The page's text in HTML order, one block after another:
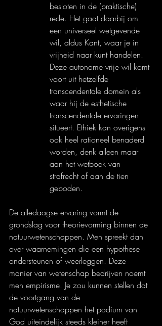
besloten in de (praktische)
rede. Het gaat daarbij om
een universeel wetgevende
wil, aldus Kant, waar je in
vrijheid naar kunt handelen.
Deze autonome vrije wil komt
voort uit hetzelfde
transcendentale domein als
waar hij de esthetische
transcendentale ervaringen
situeert. Ethiek kan overigens
ook heel rationeel benaderd
worden, denk alleen maar
aan het wetboek van
strafrecht of aan de tien
geboden.
De alledaagse ervaring vormt de
grondslag voor theorievorming binnen de
natuurwetenschappen. Men spreekt dan
over waarnemingen die een hypothese
ondersteunen of weerleggen. Deze
manier van wetenschap bedrijven noemt
men empirisme. Je zou kunnen stellen dat
de voortgang van de
natuurwetenschappen het podium van
God uiteindelijk steeds kleiner heeft